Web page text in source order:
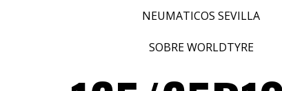
NEUMATICOS SEVILLA
SOBRE WORLDTYRE